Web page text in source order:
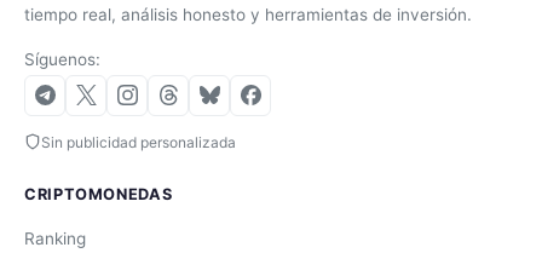
tiempo real, análisis honesto y herramientas de inversión.
Síguenos:
Sin publicidad personalizada
CRIPTOMONEDAS
Ranking